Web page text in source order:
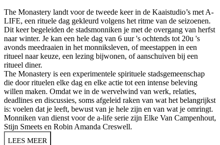
The Monastery landt voor de tweede keer in de Kaaistudio’s met A-
LIFE, een rituele dag gekleurd volgens het ritme van de seizoenen.
Dit keer begeleiden de stadsmonniken je met de overgang van herfst
naar winter. Je kan een hele dag van 6 uur 's ochtends tot 20u 's
avonds meedraaien in het monniksleven, of meestappen in een
ritueel naar keuze, een lezing bijwonen, of aanschuiven bij een
ritueel diner.
The Monastery is een experimentele spirituele stadsgemeenschap
die door rituelen elke dag en elke actie tot een intense beleving
willen maken. Omdat we in de wervelwind van werk, relaties,
deadlines en discussies, soms afgeleid raken van wat het belangrijkst
is: voelen dat je leeft, bewust van je hele zijn en van wat je omringt.
Monniken van dienst voor de a-life serie zijn Elke Van Campenhout,
Stijn Smeets en Robin Amanda Creswell.
LEES MEER